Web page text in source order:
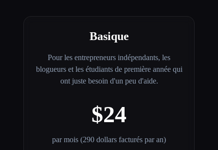
Basique
Pour les entrepreneurs indépendants, les
blogueurs et les étudiants de première année qui
ont juste besoin d'un peu d'aide.
$24
par mois (290 dollars facturés par an)